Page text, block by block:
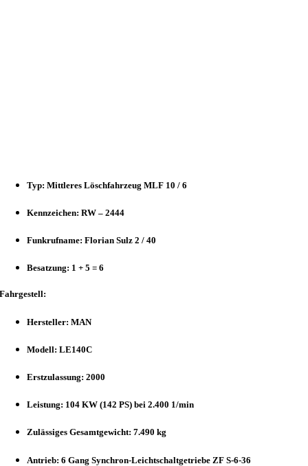
Typ: Mittleres Löschfahrzeug MLF 10 / 6
Kennzeichen: RW – 2444
Funkrufname: Florian Sulz 2 / 40
Besatzung: 1 + 5 = 6
Fahrgestell:
Hersteller: MAN
Modell: LE140C
Erstzulassung: 2000
Leistung: 104 KW (142 PS) bei 2.400 1/min
Zulässiges Gesamtgewicht: 7.490 kg
Antrieb: 6 Gang Synchron-Leichtschaltgetriebe ZF S-6-36